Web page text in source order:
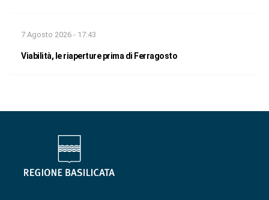
7 Agosto 2026 - 17:43
Viabilità, le riaperture prima di Ferragosto